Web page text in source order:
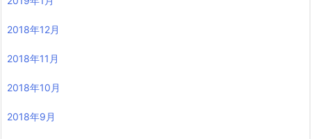
2018年12月
2018年11月
2018年10月
2018年9月